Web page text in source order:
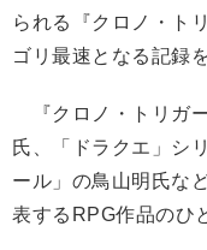
られる『クロノ・ト
ゴリ最速となる記録
『クロノ・トリガ
氏、「ドラクエ」シ
ール」の鳥山明氏な
表するRPG作品のひ